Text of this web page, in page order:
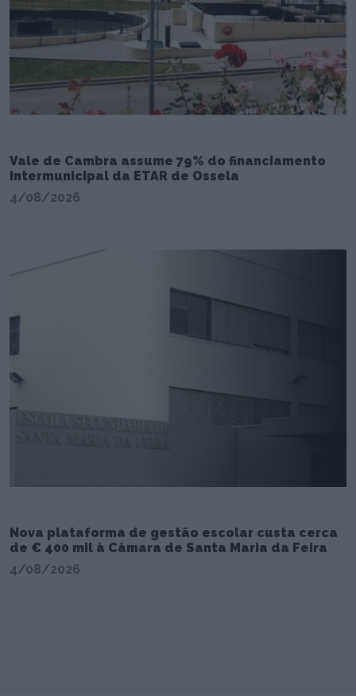
Vale de Cambra assume 79% do financiamento
intermunicipal da ETAR de Ossela
4/08/2026
Nova plataforma de gestão escolar custa cerca
de € 400 mil à Câmara de Santa Maria da Feira
4/08/2026